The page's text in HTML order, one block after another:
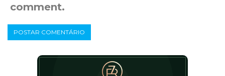
comment.